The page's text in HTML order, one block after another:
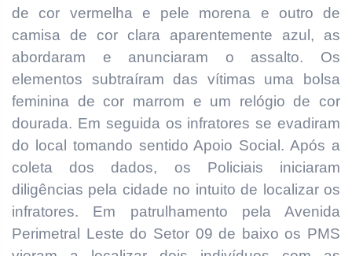
de cor vermelha e pele morena e outro de
camisa de cor clara aparentemente azul, as
abordaram e anunciaram o assalto. Os
elementos subtraíram das vítimas uma bolsa
feminina de cor marrom e um relógio de cor
dourada. Em seguida os infratores se evadiram
do local tomando sentido Apoio Social. Após a
coleta dos dados, os Policiais iniciaram
diligências pela cidade no intuito de localizar os
infratores. Em patrulhamento pela Avenida
Perimetral Leste do Setor 09 de baixo os PMS